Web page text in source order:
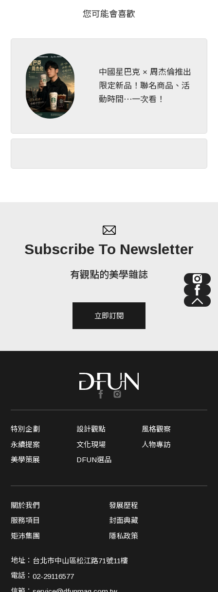
您可能會喜歡
中國星巴克 × 周杰倫推出
限定新品！聯名商品、活
動時間⋯一次看！
Subscribe To Newsletter
有觀點的美學雜誌
立即訂閱
特別企劃 設計觀點
風格觀察
永續提案
文化現場
人物專訪
美學策展
DFUN選品
關於我們
發展歷程
服務項目
封面典藏
矩沛集團
隱私政策
地址： 台北市中山區松江路71號11樓
電話：02-29116577